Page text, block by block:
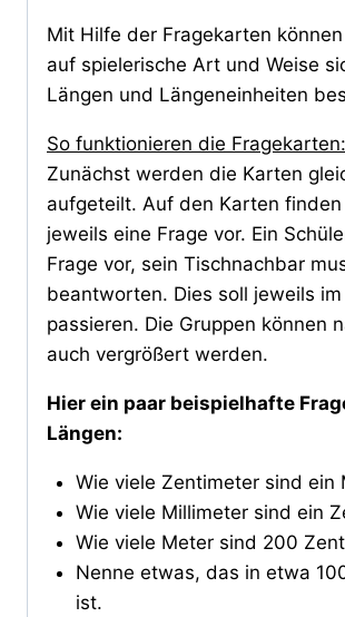
Mit Hilfe der Fragekarten
auf spielerische Art und Weise
Längen und Längeneinheiten
So funktionieren die Fragekarten:
Zunächst werden die Karten
aufgeteilt. Auf den Karten
jeweils eine Frage vor. Ein
Frage vor, sein Tischnachbar
beantworten. Dies soll jeweils im
passieren. Die Gruppen können
auch vergrößert werden.
Hier ein paar beispielhafte
Längen:
Wie viele Zentimeter sind ein
Wie viele Millimeter sind ein
Wie viele Meter sind 200
Nenne etwas, das in etwa
ist.